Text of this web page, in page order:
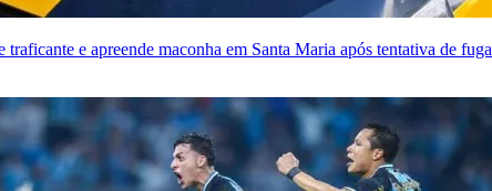
traficante e apreende maconha em Santa Maria após tentativa de fuga